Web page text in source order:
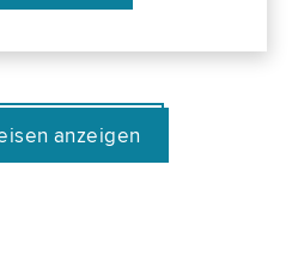
anzeigen